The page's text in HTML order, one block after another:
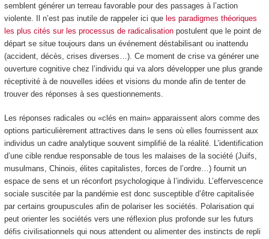
semblent générer un terreau favorable pour des passages à l’action
violente. Il n’est pas inutile de rappeler ici que les paradigmes théoriques
les plus cités sur les processus de radicalisationpostulent que le point de
départ se situe toujours dans un événement déstabilisant ou inattendu
(accident, décès, crises diverses…). Ce moment de crise va générer une
ouverture cognitive chez l’individu qui va alors développer une plus grande
réceptivité à de nouvelles idées et visions du monde afin de tenter de
trouver des réponses à ses questionnements.
Les réponses radicales ou «clés en main» apparaissent alors comme des
options particulièrement attractives dans le sens où elles fournissent aux
individus un cadre analytique souvent simplifié de la réalité. L’identification
d’une cible rendue responsable de tous les malaises de la société (Juifs,
musulmans, Chinois, élites capitalistes, forces de l’ordre…) fournit un
espace de sens et un réconfort psychologique à l’individu. L’effervescence
sociale suscitée par la pandémie est donc susceptible d’être capitalisée
par certains groupuscules afin de polariser les sociétés. Polarisation qui
peut orienter les sociétés vers une réflexion plus profonde sur les futurs
défis civilisationnels qui nous attendent ou alimenter des instincts de repli